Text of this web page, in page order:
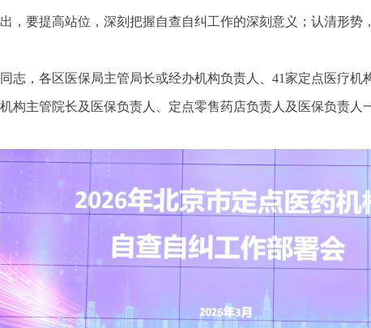
，要提高站位，深刻把握自查自纠工作的深刻意义；认清形
志，各区医保局主管局长或经办机构负责人、41家定点医疗
构主管院长及医保负责人、定点零售药店负责人及医保负责人